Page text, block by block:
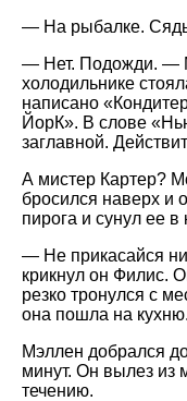
— На рыбалке.
— Нет. Подожди. —
холодильнике
написано
ЙорК». В слове
заглавной.
А мистер Картер?
бросился наверх и
пирога и сунул ее
— Не прикасайся
крикнул он Филис.
резко тронулся с
она пошла на кухню.
Мэллен добрался
минут. Он вылез
течению.